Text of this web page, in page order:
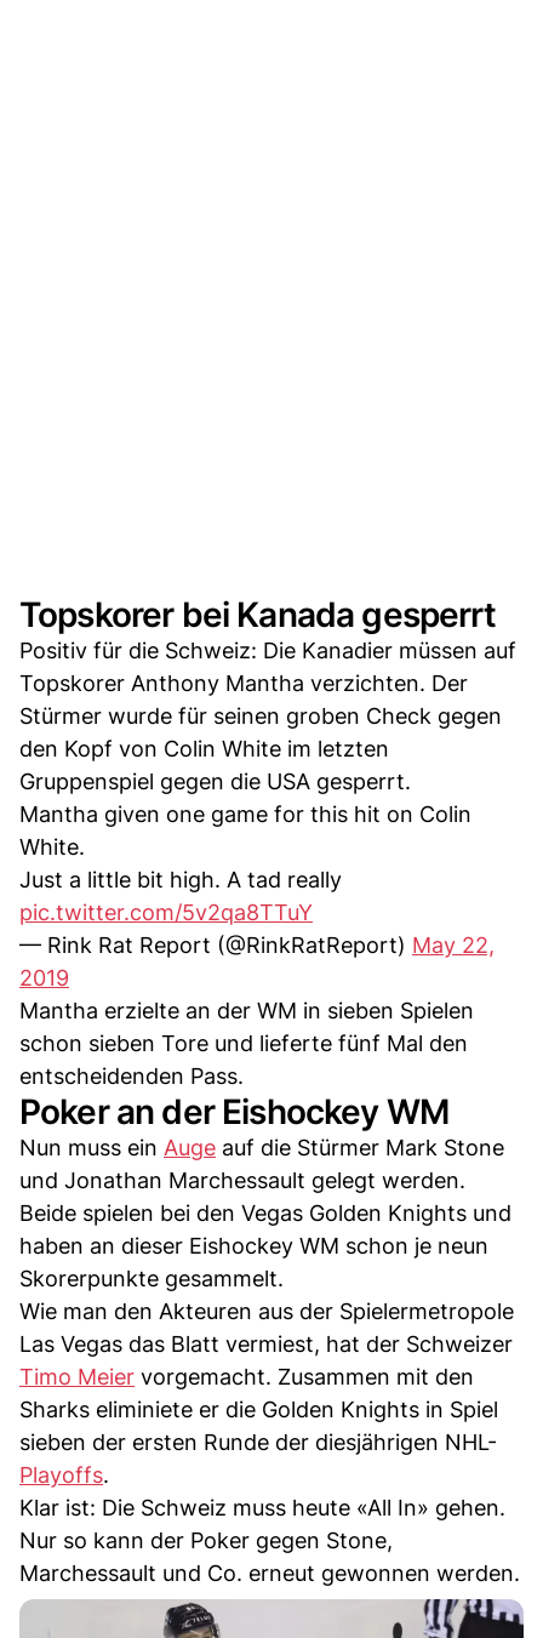
Topskorer bei Kanada gesperrt
Positiv für die Schweiz: Die Kanadier müssen auf
Topskorer Anthony Mantha verzichten. Der
Stürmer wurde für seinen groben Check gegen
den Kopf von Colin White im letzten
Gruppenspiel gegen die USA gesperrt.
Mantha given one game for this hit on Colin
White.
Just a little bit high. A tad really
pic.twitter.com/5v2qa8TTuY
— Rink Rat Report (@RinkRatReport) May 22,
2019
Mantha erzielte an der WM in sieben Spielen
schon sieben Tore und lieferte fünf Mal den
entscheidenden Pass.
Poker an der Eishockey WM
Nun muss ein Auge auf die Stürmer Mark Stone
und Jonathan Marchessault gelegt werden.
Beide spielen bei den Vegas Golden Knights und
haben an dieser Eishockey WM schon je neun
Skorerpunkte gesammelt.
Wie man den Akteuren aus der Spielermetropole
Las Vegas das Blatt vermiest, hat der Schweizer
Timo Meier vorgemacht. Zusammen mit den
Sharks eliminiete er die Golden Knights in Spiel
sieben der ersten Runde der diesjährigen NHL-
Playoffs.
Klar ist: Die Schweiz muss heute «All In» gehen.
Nur so kann der Poker gegen Stone,
Marchessault und Co. erneut gewonnen werden.